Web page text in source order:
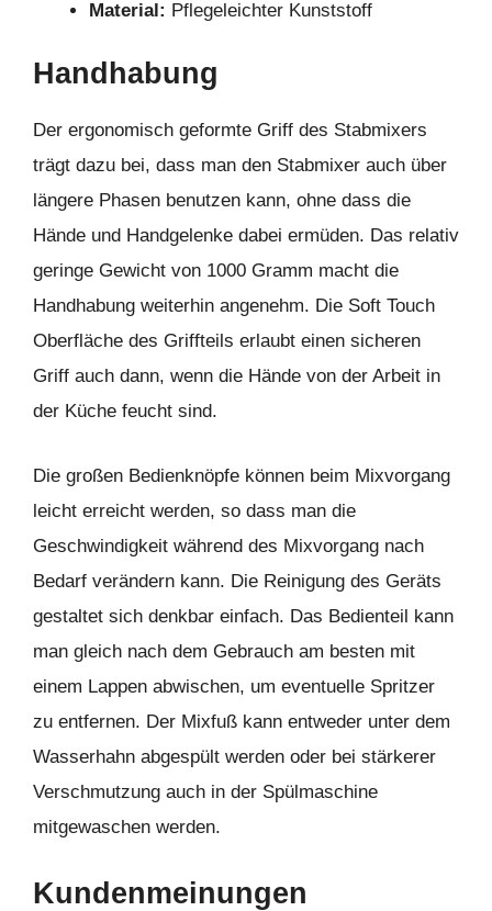
Material: Pflegeleichter Kunststoff
Handhabung
Der ergonomisch geformte Griff des Stabmixers
trägt dazu bei, dass man den Stabmixer auch über
längere Phasen benutzen kann, ohne dass die
Hände und Handgelenke dabei ermüden. Das relativ
geringe Gewicht von 1000 Gramm macht die
Handhabung weiterhin angenehm. Die Soft Touch
Oberfläche des Griffteils erlaubt einen sicheren
Griff auch dann, wenn die Hände von der Arbeit in
der Küche feucht sind.
Die großen Bedienknöpfe können beim Mixvorgang
leicht erreicht werden, so dass man die
Geschwindigkeit während des Mixvorgang nach
Bedarf verändern kann. Die Reinigung des Geräts
gestaltet sich denkbar einfach. Das Bedienteil kann
man gleich nach dem Gebrauch am besten mit
einem Lappen abwischen, um eventuelle Spritzer
zu entfernen. Der Mixfuß kann entweder unter dem
Wasserhahn abgespült werden oder bei stärkerer
Verschmutzung auch in der Spülmaschine
mitgewaschen werden.
Kundenmeinungen